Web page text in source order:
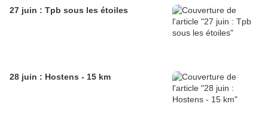
27 juin : Tpb sous les étoiles
28 juin : Hostens - 15 km